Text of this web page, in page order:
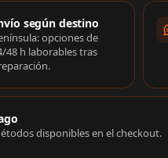
de compra
según destino
opciones de
48 h laborables tras
disponibles en el checkout.